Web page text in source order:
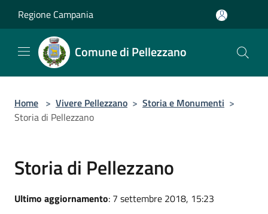
Regione Campania
Comune di Pellezzano
Home > Vivere Pellezzano > Storia e Monumenti >
Storia di Pellezzano
Storia di Pellezzano
Ultimo aggiornamento: 7 settembre 2018, 15:23